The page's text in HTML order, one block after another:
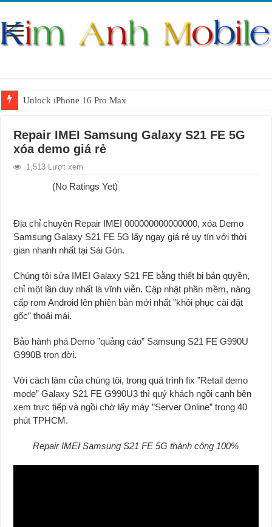
Unlock iPhone 16 Pro Max
Unlock Samsung Galaxy S26 Ultra
Unlock Samsung Galaxy Z Fold 7 giá rẻ
Repair IMEI Samsung Galaxy S21 FE 5G
xóa demo giá rẻ
1,513 Lượt xem
(No Ratings Yet)
Địa chỉ chuyên Repair IMEI 000000000000000, xóa Demo
Samsung Galaxy S21 FE 5G lấy ngay giá rẻ uy tín với thời
gian nhanh nhất tại Sài Gòn.
Chúng tôi sửa IMEI Galaxy S21 FE bằng thiết bị bản quyền,
chỉ một lần duy nhất là vĩnh viễn. Cập nhật phần mềm, nâng
cấp rom Android lên phiên bản mới nhất ”khôi phục cài đặt
gốc” thoải mái.
Bảo hành phá Demo ”quảng cáo” Samsung S21 FE G990U
G990B trọn đời.
Với cách làm của chúng tôi, trong quá trình fix ”Retail demo
mode” Galaxy S21 FE G990U3 thì quý khách ngồi cạnh bên
xem trực tiếp và ngồi chờ lấy máy ”Server Online” trong 40
phút TPHCM.
Repair IMEI Samsung S21 FE 5G thành công 100%